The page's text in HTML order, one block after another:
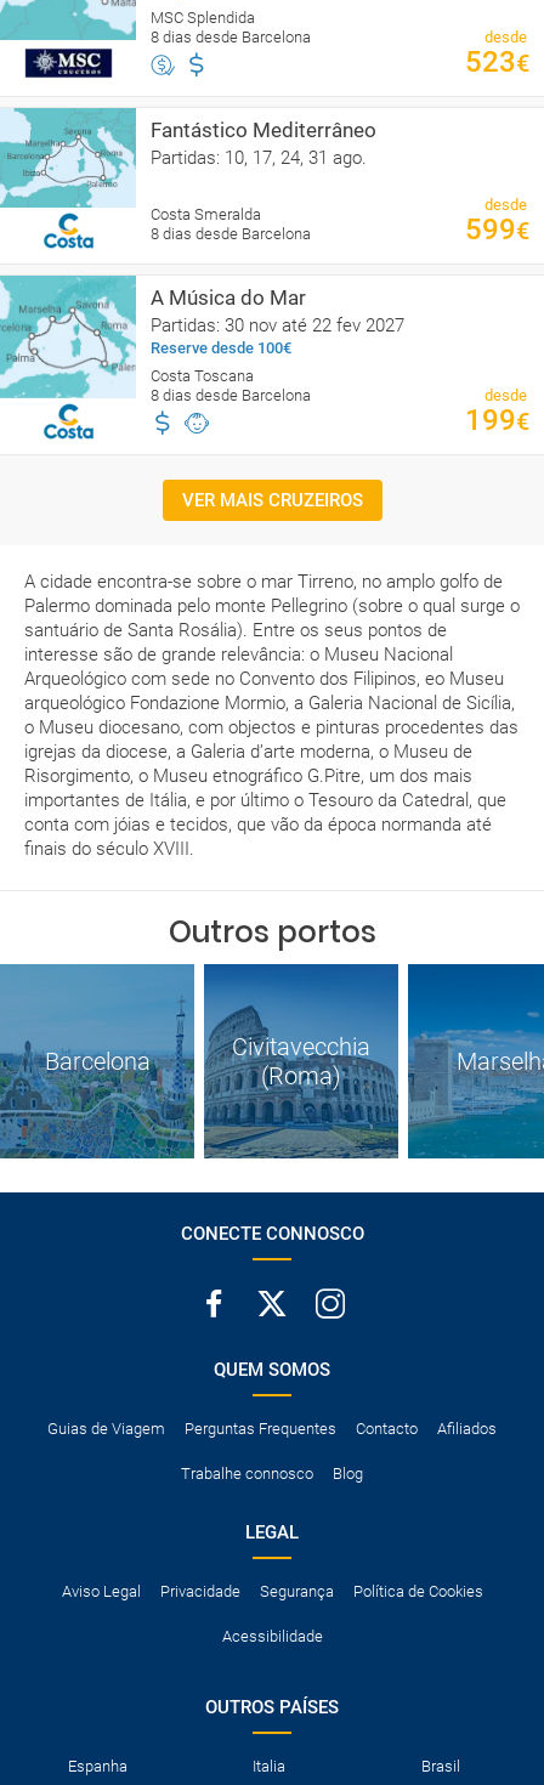
MSC Splendida
8 dias desde Barcelona
desde
523€
Fantástico Mediterrâneo
Partidas: 10, 17, 24, 31 ago.
Costa Smeralda
8 dias desde Barcelona
desde
599€
A Música do Mar
Partidas: 30 nov até 22 fev 2027
Reserve desde 100€
Costa Toscana
8 dias desde Barcelona
desde
199€
VER MAIS CRUZEIROS
A cidade encontra-se sobre o mar Tirreno, no amplo golfo de
Palermo dominada pelo monte Pellegrino (sobre o qual surge o
santuário de Santa Rosália). Entre os seus pontos de
interesse são de grande relevância: o Museu Nacional
Arqueológico com sede no Convento dos Filipinos, eo Museu
arqueológico Fondazione Mormio, a Galeria Nacional de Sicília,
o Museu diocesano, com objectos e pinturas procedentes das
igrejas da diocese, a Galeria d’arte moderna, o Museu de
Risorgimento, o Museu etnográfico G.Pitre, um dos mais
importantes de Itália, e por último o Tesouro da Catedral, que
conta com jóias e tecidos, que vão da época normanda até
finais do século XVIII.
Outros portos
Barcelona
Civitavecchia
(Roma)
CONECTE CONNOSCO
QUEM SOMOS
Guias de Viagem Perguntas Frequentes Contacto Afiliados
Trabalhe connosco Blog
LEGAL
Aviso Legal Privacidade Segurança Política de Cookies
Acessibilidade
OUTROS PAÍSES
Espanha Italia Brasil